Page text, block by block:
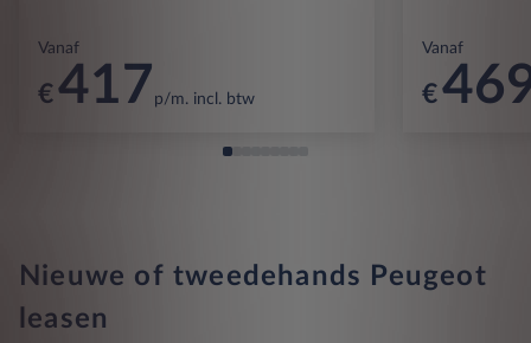
Vanaf
€417 p/m. incl. btw
Vanaf
€
Nieuwe of tweedehands Peugeot
leasen